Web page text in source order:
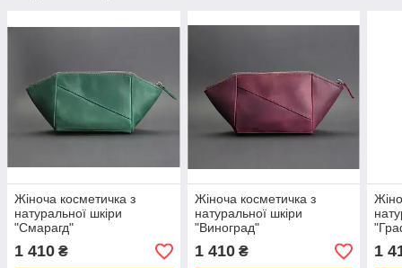
Жіноча косметичка з
натуральної шкіри
"Смарагд"
1 410 ₴
Жіноча косметичка з
натуральної шкіри
"Виноград"
1 410₴ 1